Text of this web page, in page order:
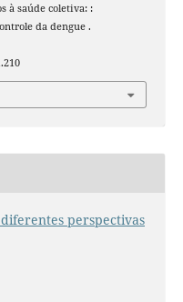
à saúde coletiva: :
da dengue .
perspectivas